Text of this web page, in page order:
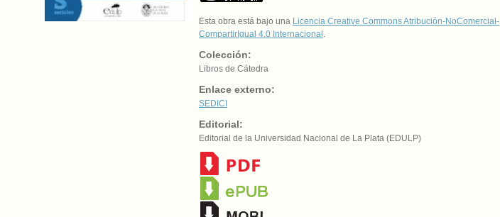
Esta obra está bajo una Licencia Creative Commons Atribución-NoComercial-
CompartirIgual 4.0 Internacional .
Colección:
Libros de Cátedra
Enlace externo:
SEDICI
Editorial:
Editorial de la Universidad Nacional de La Plata (EDULP)